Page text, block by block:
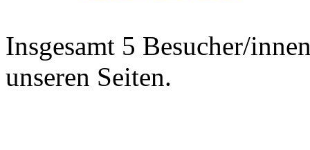
Insgesamt 5 Besucher/
unseren Seiten.